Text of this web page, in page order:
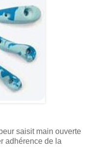
saisit main ouverte
adhérence de la